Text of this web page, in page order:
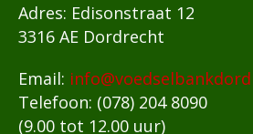
Adres: Edisonstraat 12
3316 AE Dordrecht
Email:
Telefoon: (078) 204 8090
(9.00 tot 12.00 uur)